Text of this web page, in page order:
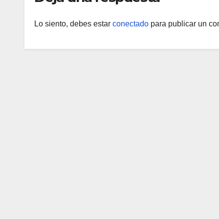
Lo siento, debes estar conectado para publicar un